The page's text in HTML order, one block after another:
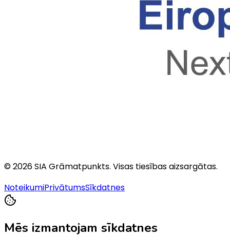
©2026SIA Grāmatpunkts. Visas tiesības aizsargātas.
NoteikumiPrivātumsSīkdatnes
Mēs izmantojam sīkdatnes